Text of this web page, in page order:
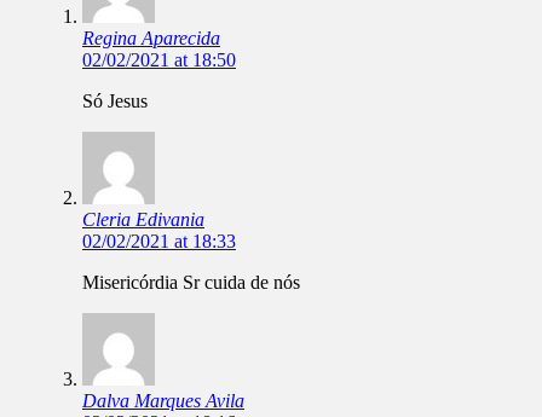
Regina Aparecida
02/02/2021 at 18:50
Só Jesus
Cleria Edivania
02/02/2021 at 18:33
Misericórdia Sr cuida de nós
Dalva Marques Avila